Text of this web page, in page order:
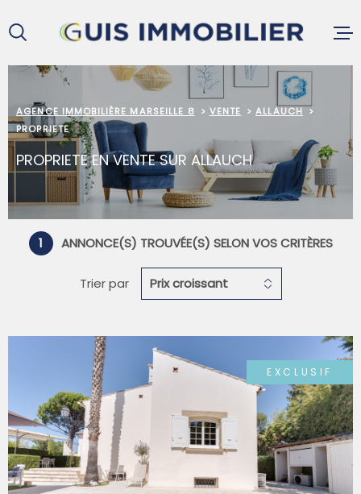
recherche
au
menu
principal
au
contenu
ACCUEIL
ACHETER
VENDRE
GESTION
SYNDIC
QUI
AGENCE IMMOBILIÈRE MARSEILLE 8 VENTE
ALLAUCH
PROPRIETE
PROPRIETE EN VENTE SUR ALLAUCH
1 ANNONCE(S) TROUVÉE(S) SELON VOS CRITÈRES
Trier par Prix croissant
EXCLUSIF
VOIR LE BIEN